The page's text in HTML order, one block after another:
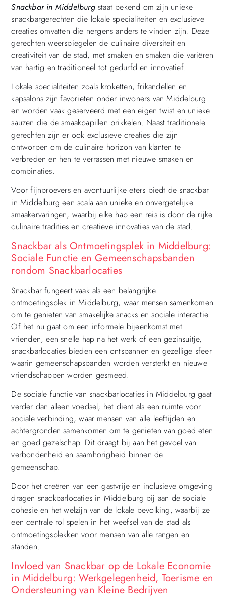
Snackbar in Middelburgstaat bekend om zijn unieke
snackbargerechten die lokale specialiteiten en exclusieve
creaties omvatten die nergens anders te vinden zijn. Deze
gerechten weerspiegelen de culinaire diversiteit en
creativiteit van de stad, met smaken en smaken die variëren
van hartig en traditioneel tot gedurfd en innovatief.
Lokale specialiteiten zoals kroketten, frikandellen en
kapsalons zijn favorieten onder inwoners van Middelburg
en worden vaak geserveerd met een eigen twist en unieke
sauzen die de smaakpapillen prikkelen. Naast traditionele
gerechten zijn er ook exclusieve creaties die zijn
ontworpen om de culinaire horizon van klanten te
verbreden en hen te verrassen met nieuwe smaken en
combinaties.
Voor fijnproevers en avontuurlijke eters biedt de snackbar
in Middelburg een scala aan unieke en onvergetelijke
smaakervaringen, waarbij elke hap een reis is door de rijke
culinaire tradities en creatieve innovaties van de stad.
Snackbar als Ontmoetingsplek in Middelburg:
Sociale Functie en Gemeenschapsbanden
rondom Snackbarlocaties
Snackbar fungeert vaak als een belangrijke
ontmoetingsplek in Middelburg, waar mensen samenkomen
om te genieten van smakelijke snacks en sociale interactie.
Of het nu gaat om een informele bijeenkomst met
vrienden, een snelle hap na het werk of een gezinsuitje,
snackbarlocaties bieden een ontspannen en gezellige sfeer
waarin gemeenschapsbanden worden versterkt en nieuwe
vriendschappen worden gesmeed.
De sociale functie van snackbarlocaties in Middelburg gaat
verder dan alleen voedsel; het dient als een ruimte voor
sociale verbinding, waar mensen van alle leeftijden en
achtergronden samenkomen om te genieten van goed eten
en goed gezelschap. Dit draagt bij aan het gevoel van
verbondenheid en saamhorigheid binnen de
gemeenschap.
Door het creëren van een gastvrije en inclusieve omgeving
dragen snackbarlocaties in Middelburg bij aan de sociale
cohesie en het welzijn van de lokale bevolking, waarbij ze
een centrale rol spelen in het weefsel van de stad als
ontmoetingsplekken voor mensen van alle rangen en
standen.
Invloed van Snackbar op de Lokale Economie
in Middelburg: Werkgelegenheid, Toerisme en
Ondersteuning van Kleine Bedrijven